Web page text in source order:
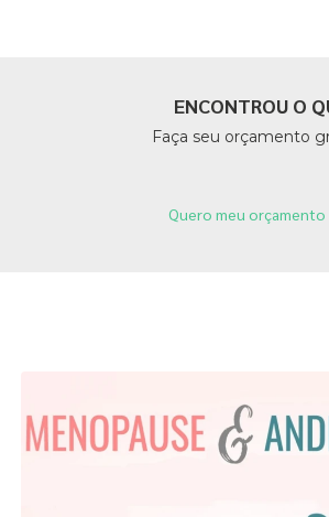
ENCONTROU O
Faça seu orçamento
Quero meu orçamento